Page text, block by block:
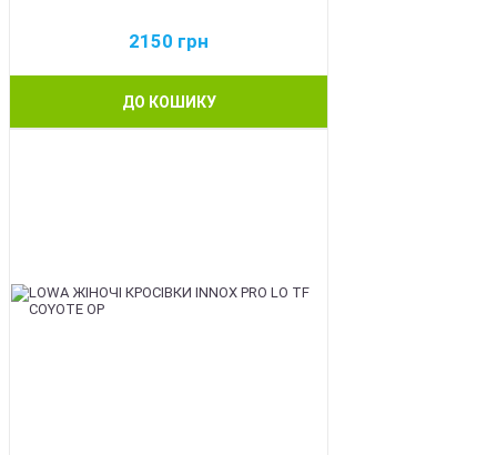
2150 грн
ДО КОШИКУ